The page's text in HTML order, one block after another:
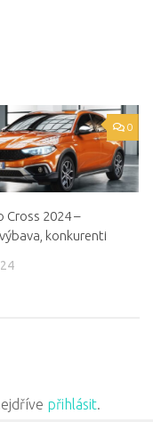
0
Cross 2024 –
konkurenti
přihlásit.